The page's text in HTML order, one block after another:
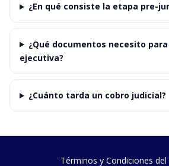
¿En qué consiste la etapa pre-
¿Qué documentos necesito
ejecutiva?
¿Cuánto tarda un cobro judicial?
Términos y Condiciones del